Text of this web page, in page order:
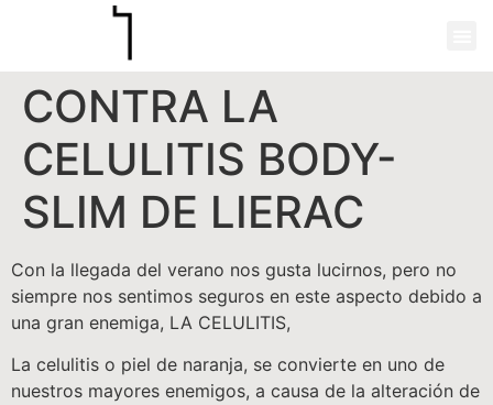
CONTRA LA
CELULITIS BODY-
SLIM DE LIERAC
Con la llegada del verano nos gusta lucirnos, pero no
siempre nos sentimos seguros en este aspecto debido a
una gran enemiga, LA CELULITIS,
La celulitis o piel de naranja, se convierte en uno de
nuestros mayores enemigos, a causa de la alteración de